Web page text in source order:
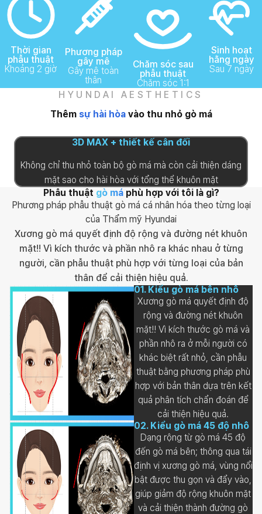
Perfect Shape
REAL thu nhỏ gò má
Thời gian
phẫu thuật
Khoảng 2 giờ
Phương pháp
gây mê
Gây mê toàn
thân
Chăm sóc sau
phẫu thuật
Chăm sóc 1:1
Sinh hoạt
hằng ngày
Sau 7 ngày
HYUNDAI AESTHETICS
Thêm sự hài hòavào thu nhỏ gò má
3D MAX + thiết kế cân đối
Không chỉ thu nhỏ toàn bộ gò má mà còn cải thiện dáng
mặt sao cho hài hòa với tổng thể khuôn mặt
Phẫu thuật gò máphù hợp với tôi là gì?
Phương pháp phẫu thuật gò má cá nhân hóa theo từng loại
của Thẩm mỹ Hyundai
Xương gò má quyết định độ rộng và đường nét khuôn
mặt!! Vì kích thước và phần nhô ra khác nhau ở từng
người, cần phẫu thuật phù hợp với từng loại của bản
thân để cải thiện hiệu quả.
01. Kiểu gò má bên nhô
Xương gò má quyết định độ
rộng và đường nét khuôn
mặt!! Vì kích thước gò má và
phần nhô ra ở mỗi người có
khác biệt rất nhỏ, cần phẫu
thuật bằng phương pháp phù
hợp với bản thân dựa trên kết
quả phân tích chẩn đoán để
cải thiện hiệu quả.
02. Kiểu gò má 45 độ nhô
Dạng rộng từ gò má 45 độ
đến gò má bên; thông qua tái
định vị xương gò má, vùng nổi
bật được thu gọn và đẩy vào,
giúp giảm độ rộng khuôn mặt
và cải thiện thành đường gò